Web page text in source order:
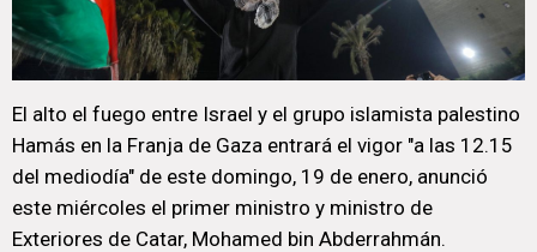
El alto el fuego entre Israel y el grupo islamista palestino
Hamás en la Franja de Gaza entrará el vigor "a las 12.15
del mediodía" de este domingo, 19 de enero, anunció
este miércoles el primer ministro y ministro de
Exteriores de Catar, Mohamed bin Abderrahmán.